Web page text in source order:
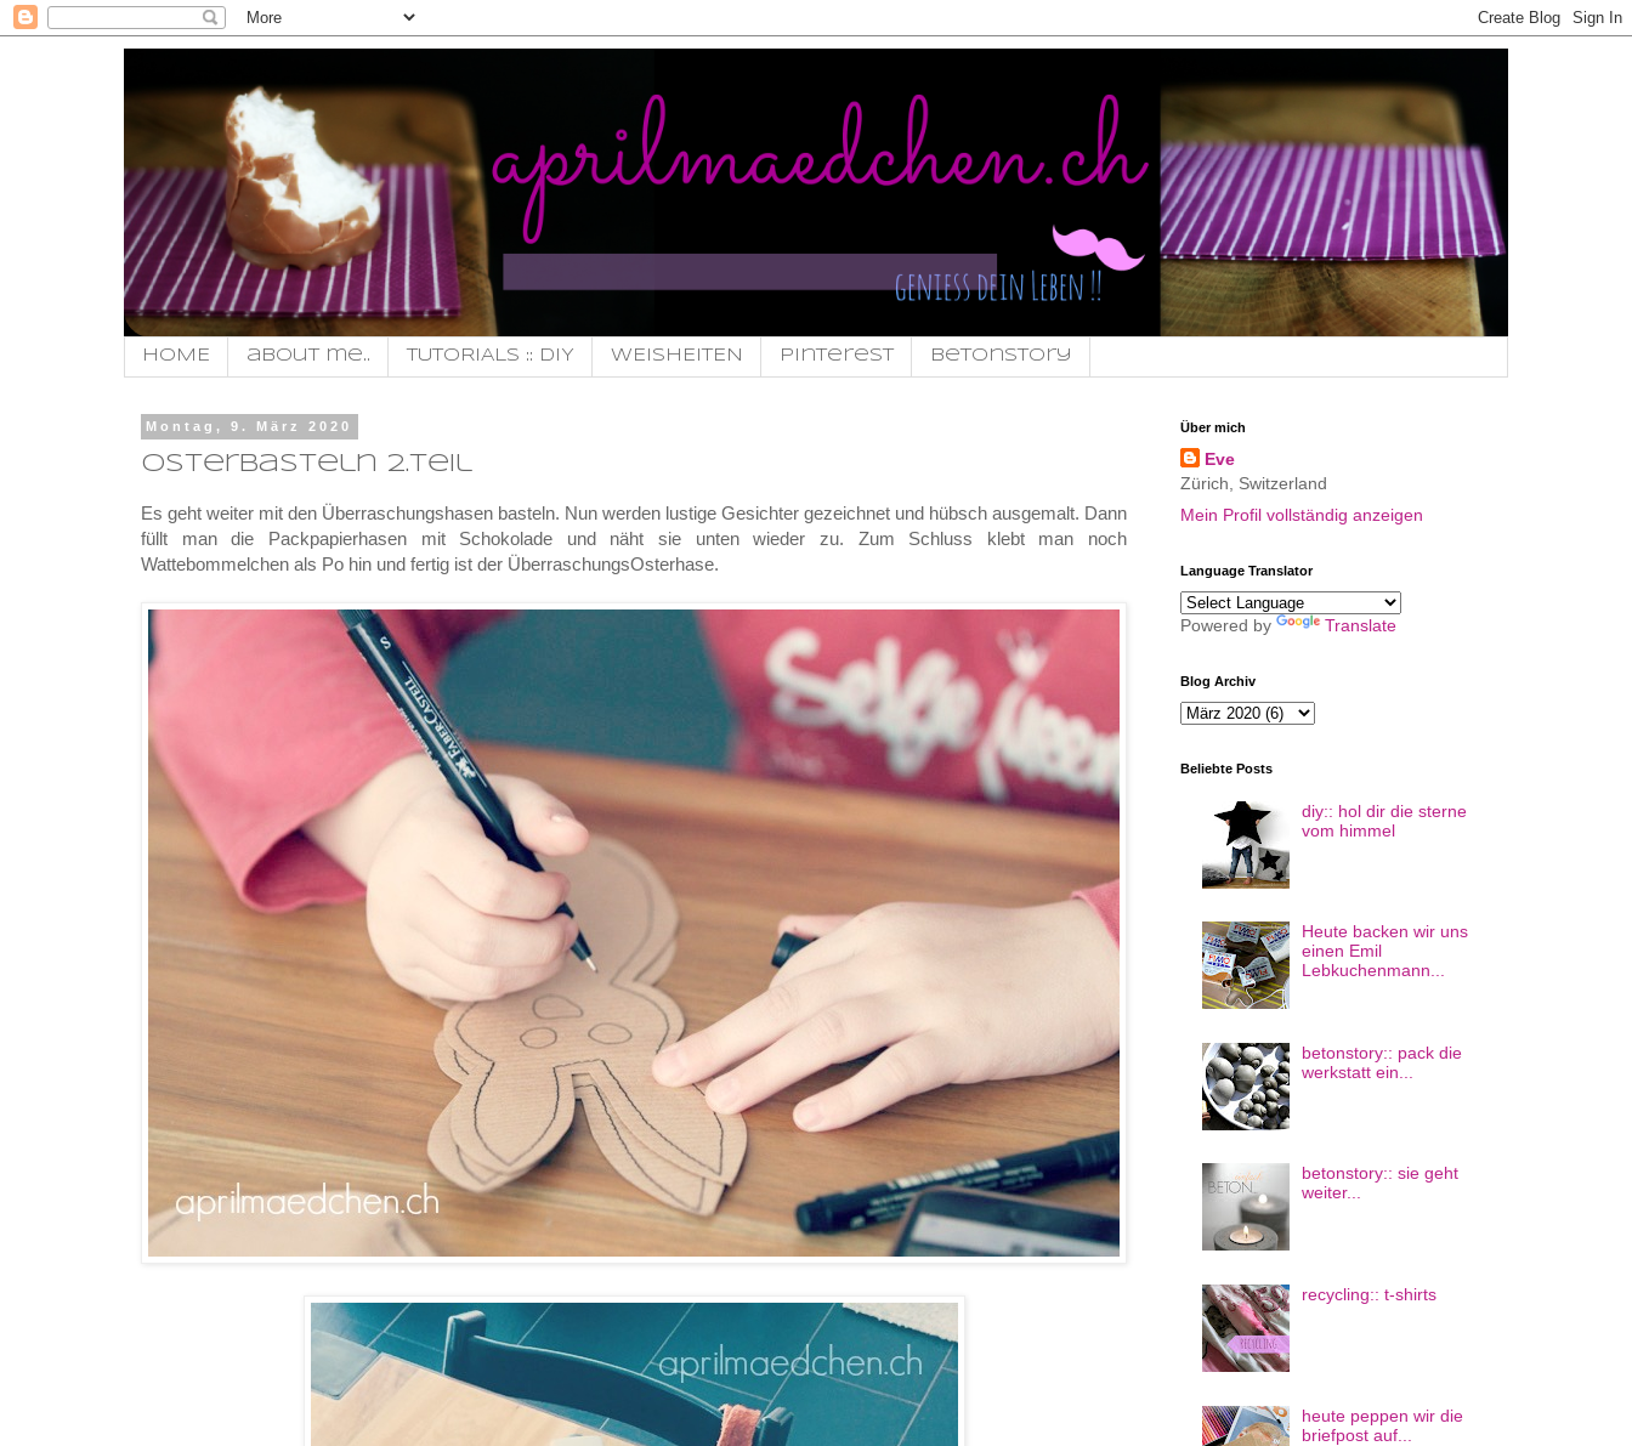
HOME about me.. TUTORIALS :: DIY WEISHEITEN pinterest Betonstory
Montag, 9. März 2020
osterbasteln 2.teil
Es geht weiter mit den Überraschungshasen basteln. Nun werden lustige Gesichter gezeichnet und hübsch ausgemalt. Dann
füllt man die Packpapierhasen mit Schokolade und näht sie unten wieder zu. Zum Schluss klebt man noch
Wattebommelchen als Po hin und fertig ist der ÜberraschungsOsterhase.
Über mich
Eve
Zürich, Switzerland
Mein Profil vollständig anzeigen
Language Translator
Powered by Translate
Blog Archiv
Beliebte Posts
diy:: hol dir die sterne
vom himmel
Heute backen wir uns
einen Emil
Lebkuchenmann...
betonstory:: pack die
werkstatt ein...
betonstory:: sie geht
weiter...
recycling:: t-shirts
heute peppen wir die
briefpost auf...